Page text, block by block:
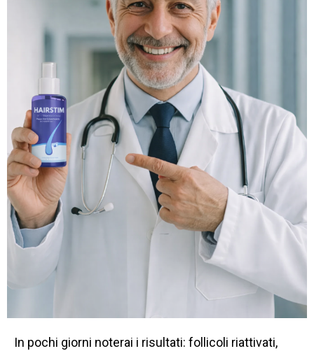
In pochi giorni noterai i risultati: follicoli riattivati,